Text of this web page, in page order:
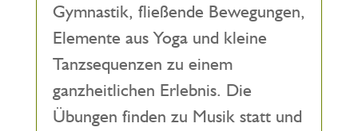
Gymnastik, fließende Bewegungen,
Elemente aus Yoga und kleine
Tanzsequenzen zu einem
ganzheitlichen Erlebnis. Die
Übungen finden zu Musik statt und